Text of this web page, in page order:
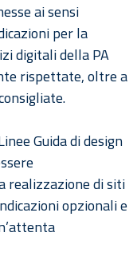
ai sensi
per la
digitali della PA
rispettate, oltre a
Guida di design
realizzazione di siti
opzionali e